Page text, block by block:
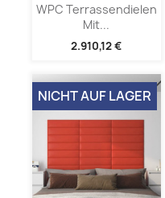
WPC Terrassendielen
Mit...
2.910,12 €
NICHT AUF LAGER